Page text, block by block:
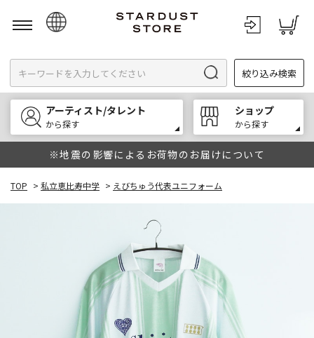
English
한국어
中文
絞り込み検索
アーティスト/タレント
から探す
ショップ
から探す
※地震の影響によるお荷物のお届けについて
TOP > 私立恵比寿中学 > えびちゅう代表ユニフォーム